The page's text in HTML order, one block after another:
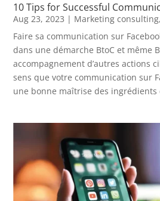
10 Tips for Successful
Aug 23, 2023 | Marketing consulting,
Faire sa communication sur
dans une démarche BtoC et même
accompagnement d’autres actions
sens que votre communication sur
une bonne maîtrise des ingrédients